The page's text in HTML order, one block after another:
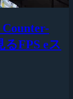
Counter-
FPS eス